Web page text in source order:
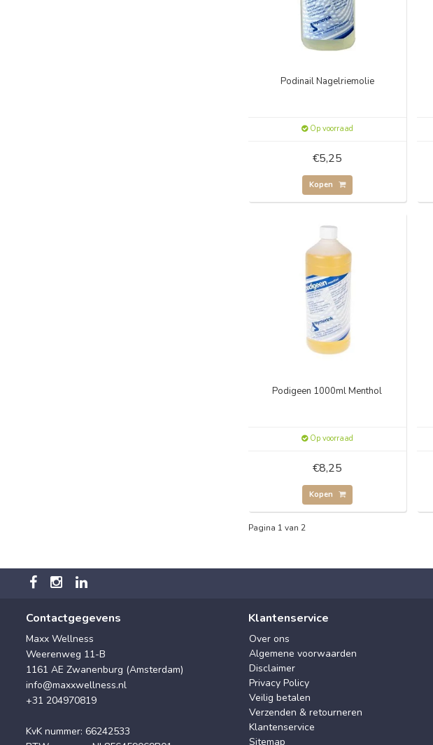
Podinail Nagelriemolie
Op voorraad
€5,25
Kopen
Podigeen 1000ml Menthol
Op voorraad
€8,25
Kopen
Pagina 1 van 2
Contactgegevens
Maxx Wellness
Weerenweg 11-B
1161 AE Zwanenburg (Amsterdam)
info@maxxwellness.nl
+31 204970819
KvK nummer: 66242533
Klantenservice
Over ons
Algemene voorwaarden
Disclaimer
Privacy Policy
Veilig betalen
Verzenden & retourneren
Klantenservice
Sitemap